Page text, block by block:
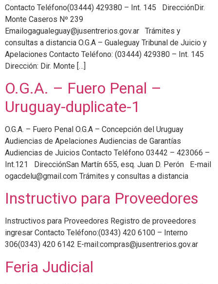
Contacto Teléfono(03444) 429380 – Int. 145 DirecciónDir.
Monte Caseros Nº 239
Emailogagualeguay@jusentrerios.gov.ar Trámites y
consultas a distancia O.G.A – Gualeguay Tribunal de Juicio y
Apelaciones Contacto Teléfono: (03444) 429380 – Int. 145
Dirección: Dir. Monte […]
O.G.A. – Fuero Penal –
Uruguay-duplicate-1
O.G.A. – Fuero Penal O.G.A – Concepción del Uruguay
Audiencias de Apelaciones Audiencias de Garantías
Audiencias de Juicios Contacto Teléfono 03442 – 423066 –
Int.121 DirecciónSan Martín 655, esq. Juan D. Perón E-mail
ogacdelu@gmail.com Trámites y consultas a distancia
Instructivo para Proveedores
Instructivos para Proveedores Registro de proveedores
ingresar Contacto Teléfono:(0343) 420 6100 – Interno
306(0343) 420 6142 E-mail:compras@jusentrerios.gov.ar
Feria Judicial